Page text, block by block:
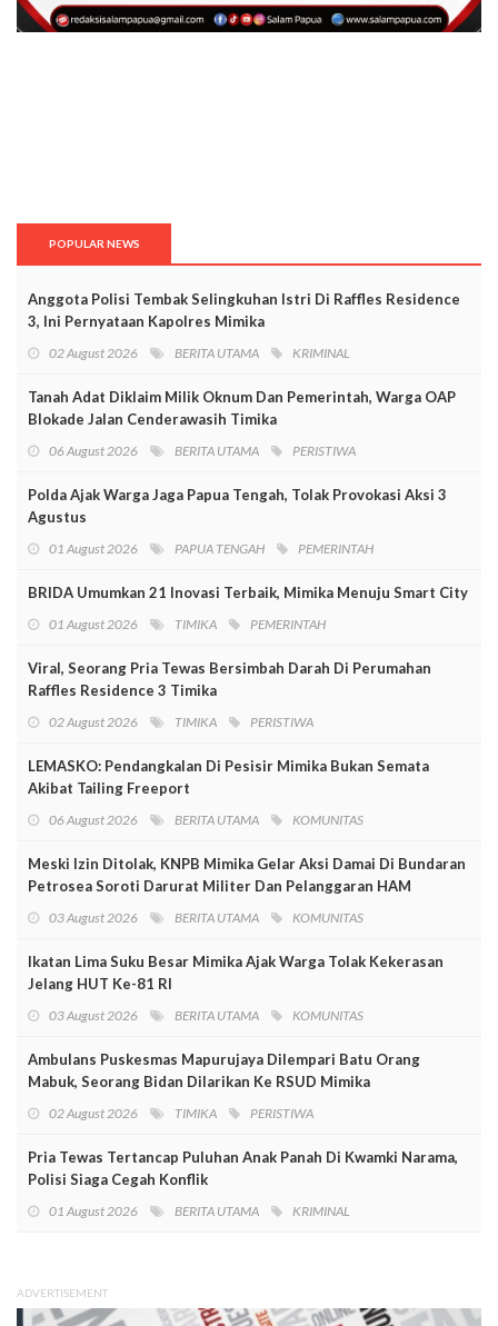
POPULAR NEWS
Anggota Polisi Tembak Selingkuhan Istri Di Raffles Residence
3, Ini Pernyataan Kapolres Mimika
02 August 2026 BERITA UTAMA KRIMINAL
Tanah Adat Diklaim Milik Oknum Dan Pemerintah, Warga OAP
Blokade Jalan Cenderawasih Timika
06 August 2026 BERITA UTAMA PERISTIWA
Polda Ajak Warga Jaga Papua Tengah, Tolak Provokasi Aksi 3
Agustus
01 August 2026 PAPUA TENGAH PEMERINTAH
BRIDA Umumkan 21 Inovasi Terbaik, Mimika Menuju Smart City
01 August 2026 TIMIKA PEMERINTAH
Viral, Seorang Pria Tewas Bersimbah Darah Di Perumahan
Raffles Residence 3 Timika
02 August 2026 TIMIKA PERISTIWA
LEMASKO: Pendangkalan Di Pesisir Mimika Bukan Semata
Akibat Tailing Freeport
06 August 2026 BERITA UTAMA KOMUNITAS
Meski Izin Ditolak, KNPB Mimika Gelar Aksi Damai Di Bundaran
Petrosea Soroti Darurat Militer Dan Pelanggaran HAM
03 August 2026 BERITA UTAMA KOMUNITAS
Ikatan Lima Suku Besar Mimika Ajak Warga Tolak Kekerasan
Jelang HUT Ke-81 RI
03 August 2026 BERITA UTAMA KOMUNITAS
Ambulans Puskesmas Mapurujaya Dilempari Batu Orang
Mabuk, Seorang Bidan Dilarikan Ke RSUD Mimika
02 August 2026 TIMIKA PERISTIWA
Pria Tewas Tertancap Puluhan Anak Panah Di Kwamki Narama,
Polisi Siaga Cegah Konflik
01 August 2026 BERITA UTAMA KRIMINAL
ADVERTISEMENT